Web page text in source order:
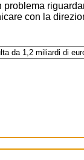
problema
con la